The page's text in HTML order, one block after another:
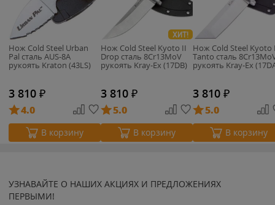
Нож Cold Steel Urban
Pal сталь AUS-8A
рукоять Kraton (43LS)
3 810 ₽
4.0
В корзину
ХИТ!
Нож Cold Steel Kyoto II
Drop сталь 8Cr13MoV
рукоять Kray-Ex (17DB)
3 810 ₽
5.0
В корзину
Нож Cold Steel Kyoto
Tanto сталь
рукоять Kray-Ex
3 810 ₽
5.0
В корзину
УЗНАВАЙТЕ О НАШИХ АКЦИЯХ И ПРЕДЛОЖЕНИЯХ
ПЕРВЫМИ!